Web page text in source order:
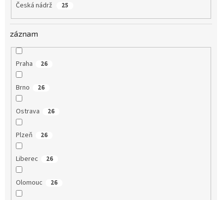
Česká nádrž 25
záznam
Praha 26
Brno 26
Ostrava 26
Plzeň 26
Liberec 26
Olomouc 26